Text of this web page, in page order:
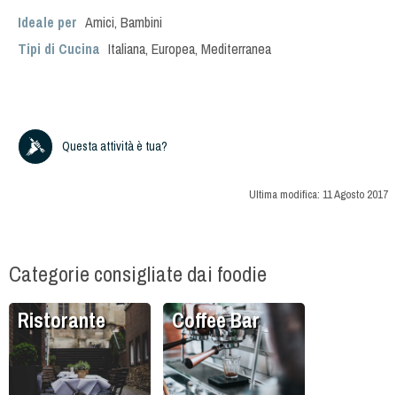
Ideale per Amici, Bambini
Tipi di Cucina Italiana, Europea, Mediterranea
Questa attività è tua?
Ultima modifica: 11 Agosto 2017
Categorie consigliate dai foodie
Ristorante Coffee Bar